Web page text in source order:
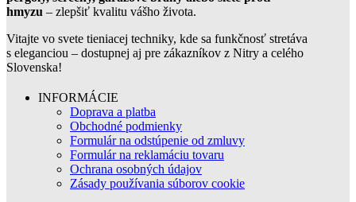
hmyzu – zlepšiť kvalitu vášho života.
Vitajte vo svete tieniacej techniky, kde sa funkčnosť stretáva
s eleganciou – dostupnej aj pre zákazníkov z Nitry a celého
Slovenska!
INFORMÁCIE
Doprava a platba
Obchodné podmienky
Formulár na odstúpenie od zmluvy
Formulár na reklamáciu tovaru
Ochrana osobných údajov
Zásady používania súborov cookie